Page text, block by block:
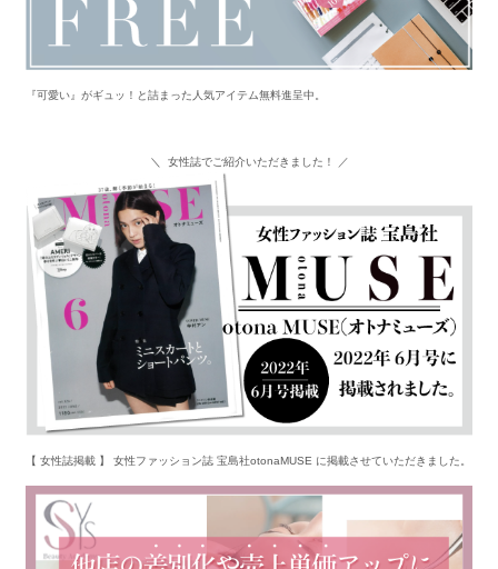
『可愛い』がギュッ！と詰まった人気アイテム無料進呈中。
＼ 女性誌でご紹介いただきました！ ／
【 女性誌掲載 】 女性ファッション誌 宝島社otonaMUSE に掲載させていただきました。